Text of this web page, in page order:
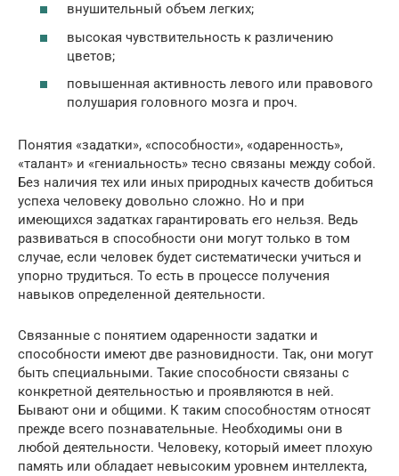
внушительный объем легких;
высокая чувствительность к различению
цветов;
повышенная активность левого или правового
полушария головного мозга и проч.
Понятия «задатки», «способности», «одаренность»,
«талант» и «гениальность» тесно связаны между собой.
Без наличия тех или иных природных качеств добиться
успеха человеку довольно сложно. Но и при
имеющихся задатках гарантировать его нельзя. Ведь
развиваться в способности они могут только в том
случае, если человек будет систематически учиться и
упорно трудиться. То есть в процессе получения
навыков определенной деятельности.
Связанные с понятием одаренности задатки и
способности имеют две разновидности. Так, они могут
быть специальными. Такие способности связаны с
конкретной деятельностью и проявляются в ней.
Бывают они и общими. К таким способностям относят
прежде всего познавательные. Необходимы они в
любой деятельности. Человеку, который имеет плохую
память или обладает невысоким уровнем интеллекта,